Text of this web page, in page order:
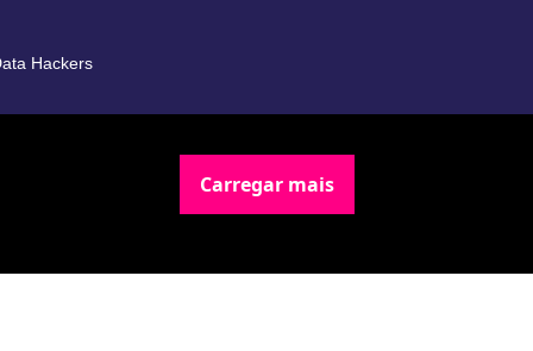
Hackers
Carregar mais